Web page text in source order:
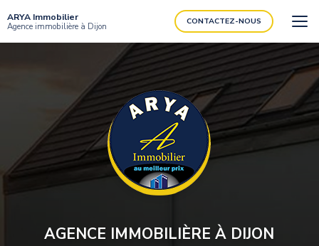
au
contenu
principal
ARYA Immobilier
Agence immobilière à Dijon CONTACTEZ-NOUS
AGENCE IMMOBILIÈRE À DIJON